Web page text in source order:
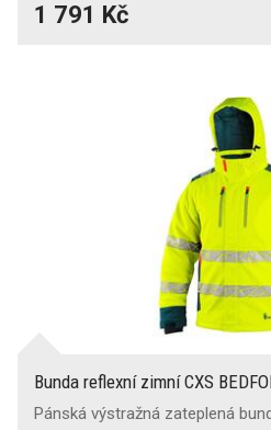
1 791 Kč
Bunda reflexní zimní CXS
Pánská výstražná zateplená